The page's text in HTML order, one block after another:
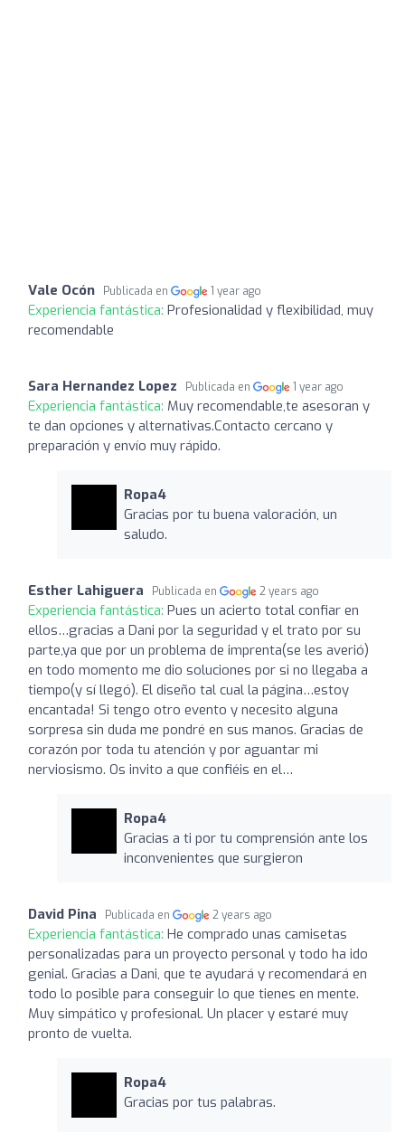
Vale Ocón Publicada en 1 year ago
Experiencia fantástica: Profesionalidad y flexibilidad, muy
recomendable
Sara Hernandez Lopez Publicada en 1 year ago
Experiencia fantástica: Muy recomendable,te asesoran y
te dan opciones y alternativas.Contacto cercano y
preparación y envío muy rápido.
Ropa4
Gracias por tu buena valoración, un
saludo.
Esther Lahiguera Publicada en 2 years ago
Experiencia fantástica: Pues un acierto total confiar en
ellos…gracias a Dani por la seguridad y el trato por su
parte,ya que por un problema de imprenta(se les averió)
en todo momento me dio soluciones por si no llegaba a
tiempo(y sí llegó). El diseño tal cual la página…estoy
encantada! Si tengo otro evento y necesito alguna
sorpresa sin duda me pondré en sus manos. Gracias de
corazón por toda tu atención y por aguantar mi
nerviosismo. Os invito a que confiéis en el…
Ropa4
Gracias a ti por tu comprensión ante los
inconvenientes que surgieron
David Pina Publicada en 2 years ago
Experiencia fantástica: He comprado unas camisetas
personalizadas para un proyecto personal y todo ha ido
genial. Gracias a Dani, que te ayudará y recomendará en
todo lo posible para conseguir lo que tienes en mente.
Muy simpático y profesional. Un placer y estaré muy
pronto de vuelta.
Ropa4
Gracias por tus palabras.